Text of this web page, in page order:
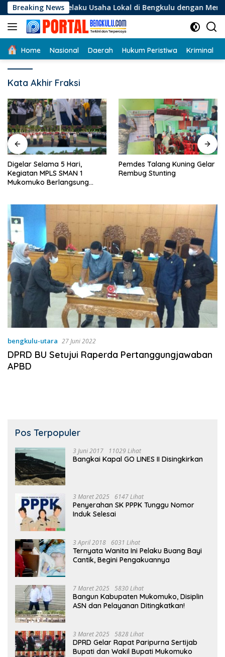
Langsung
ke
konten
Breaking News
Pelaku Usaha Lokal di Bengkulu dengan Meningkatkan
Home Nasional Daerah Hukum Peristiwa Kriminal
Kata Akhir Fraksi
Digelar Selama 5 Hari,
Kegiatan MPLS SMAN 1
Mukomuko Berlangsung
Pemdes Talang Kuning Gelar
Rembug Stunting
bengkulu-utara 27 Juni 2022
DPRD BU Setujui Raperda Pertanggungjawaban
APBD
Pos Terpopuler
3 Juni 2017 11029 Lihat
Bangkai Kapal GO LINES II Disingkirkan
3 Maret 2025 6147 Lihat
Penyerahan SK PPPK Tunggu Nomor
Induk Selesai
3 April 2018 6031 Lihat
Ternyata Wanita Ini Pelaku Buang Bayi
Cantik, Begini Pengakuannya
7 Maret 2025 5830 Lihat
Bangun Kabupaten Mukomuko, Disiplin
ASN dan Pelayanan Ditingkatkan!
3 Maret 2025 5828 Lihat
DPRD Gelar Rapat Paripurna Sertijab
Bupati dan Wakil Bupati Mukomuko